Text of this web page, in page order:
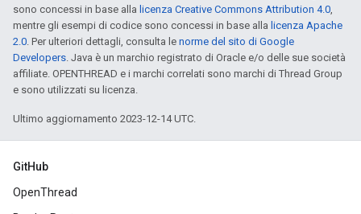
sono concessi in base alla licenza Creative Commons Attribution 4.0,
mentre gli esempi di codice sono concessi in base alla licenza Apache
2.0. Per ulteriori dettagli, consulta le norme del sito di Google
Developers. Java è un marchio registrato di Oracle e/o delle sue società
affiliate. OPENTHREAD e i marchi correlati sono marchi di Thread Group
e sono utilizzati su licenza.
Ultimo aggiornamento 2023-12-14 UTC.
GitHub
OpenThread